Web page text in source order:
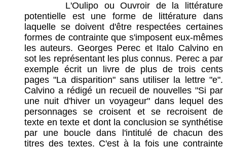
L'Oulipo ou Ouvroir de la littérature
potentielle est une forme de littérature dans
laquelle se doivent d'être respectées certaines
formes de contrainte que s'imposent eux-mêmes
les auteurs. Georges Perec et Italo Calvino en
sot les représentant les plus connus. Perec a par
exemple écrit un livre de plus de trois cents
pages "La disparition" sans utiliser la lettre "e".
Calvino a rédigé un recueil de nouvelles "Si par
une nuit d'hiver un voyageur" dans lequel des
personnages se croisent et se recroisent de
texte en texte et dont la conclusion se synthétise
par une boucle dans l'intitulé de chacun des
titres des textes. C'est à la fois une contrainte